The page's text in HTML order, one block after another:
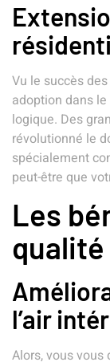
Vu le succès
adoption dans
logique. Des
révolutionné le
spécialement
peut-être que
Les
qualité
l’air
Alors, vous